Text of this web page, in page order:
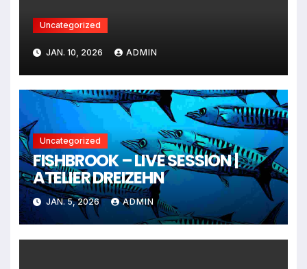
Uncategorized
JAN. 10, 2026 ADMIN
Uncategorized
FISHBROOK – LIVE SESSION |
ATELIER DREIZEHN
JAN. 5, 2026 ADMIN